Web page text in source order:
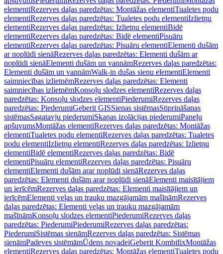
elementiRezerves daļas paredzētas: Montāžas elementiTualetes podu
elementiRezerves daļas paredzētas: Tualetes podu elementiIzlietņu
elementiRezerves daļas paredzētas: Izlietņu elementiBidē
elementiRezerves daļas paredzētas: Bidē elementiPisuāru
elementiRezerves daļas paredzētas: Pisuāru elementiElementi dušām
ar noplūdi sienāRezerves daļas paredzētas: Elementi dušām ar
noplūdi sienāElementi dušām un vannāmRezerves daļas paredzētas:
Elementi dušām un vannāmWalk-in dušas sienu elementiElementi
saimniecības izlietnēmRezerves daļas paredzētas: Elementi
saimniecības izlietnēmKonsoļu slodzes elementiRezerves daļas
paredzētas: Konsoļu slodzes elementiPiederumiRezerves daļas
paredzētas: PiederumiGeberit GISSienas sistēmasStiprināšanas
sistēmasSagatavju piederumiSkaņas izolācijas piederumiPaneļu
apšuvumsMontāžas elementiRezerves daļas paredzētas: Montāžas
elementiTualetes podu elementiRezerves daļas paredzētas: Tualetes
podu elementiIzlietņu elementiRezerves daļas paredzētas: Izlietņu
elementiBidē elementiRezerves daļas paredzētas: Bidē
elementiPisuāru elementiRezerves daļas paredzētas: Pisuāru
elementiElementi dušām arar noplūdi sienāRezerves daļas
paredzētas: Elementi dušām arar noplūdi sienāElementi maisītājiem
un ierīcēmRezerves daļas paredzētas: Elementi maisītājiem un
ierīcēmElementi veļas un trauku mazgājamām mašīnāmRezerves
daļas paredzētas: Elementi veļas un trauku mazgājamām
mašīnāmKonsoļu slodzes elementiPiederumiRezerves daļas
paredzētas: PiederumiPiederumiRezerves daļas paredzētas:
PiederumiSistēmas sienāmRezerves daļas paredzētas: Sistēmas
sienāmPadeves sistēmāmŪdens novadeiGeberit KombifixMontāžas
elementiRezerves daļas paredzētas: Montāžas elementiTualetes podu